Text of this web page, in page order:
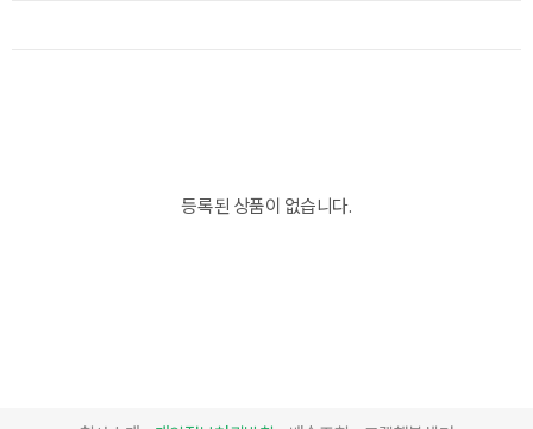
등록된 상품이 없습니다.